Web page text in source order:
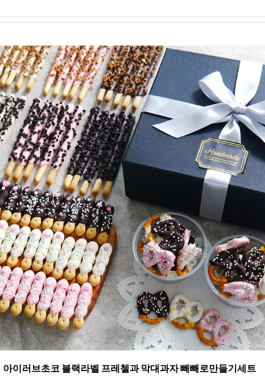
아이러브초코 블랙라벨 프레첼과 막대과자 빼빼로만들기세트